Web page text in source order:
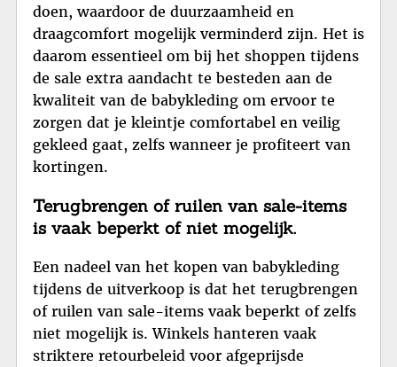
doen, waardoor de duurzaamheid en
draagcomfort mogelijk verminderd zijn. Het is
daarom essentieel om bij het shoppen tijdens
de sale extra aandacht te besteden aan de
kwaliteit van de babykleding om ervoor te
zorgen dat je kleintje comfortabel en veilig
gekleed gaat, zelfs wanneer je profiteert van
kortingen.
Terugbrengen of ruilen van sale-items
is vaak beperkt of niet mogelijk.
Een nadeel van het kopen van babykleding
tijdens de uitverkoop is dat het terugbrengen
of ruilen van sale-items vaak beperkt of zelfs
niet mogelijk is. Winkels hanteren vaak
striktere retourbeleid voor afgeprijsde